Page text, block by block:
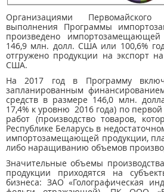
Организациями
выполнения Программы
произведено
146,9 млн. долл. США или 100,6%
отгружено продукции на экспорт
США.
На 2017 год в Программу
запланированным
средств в размере 146,0 млн.
17,4% к уровню 2016 года) по
работ (производство товаров,
Республике Беларусь в
импортозамещающей продукции,
либо наращиванию объемов
Значительные объемы
продукции приходятся на
бизнеса: ЗАО «Голографическая